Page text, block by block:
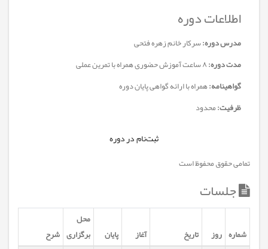
اطلاعات دوره
مدرس دوره:سرکار خانم زهره فتحی
مدت دوره:
گواهینامه:همراه با ارائه گواهی پایان دوره
ظرفیت:محدود
ثبت‌نام در دوره
تمامی حقوق محفوظ است
جلسات
شماره روز تاریخ آغاز پایان
محل
برگزاری شرح